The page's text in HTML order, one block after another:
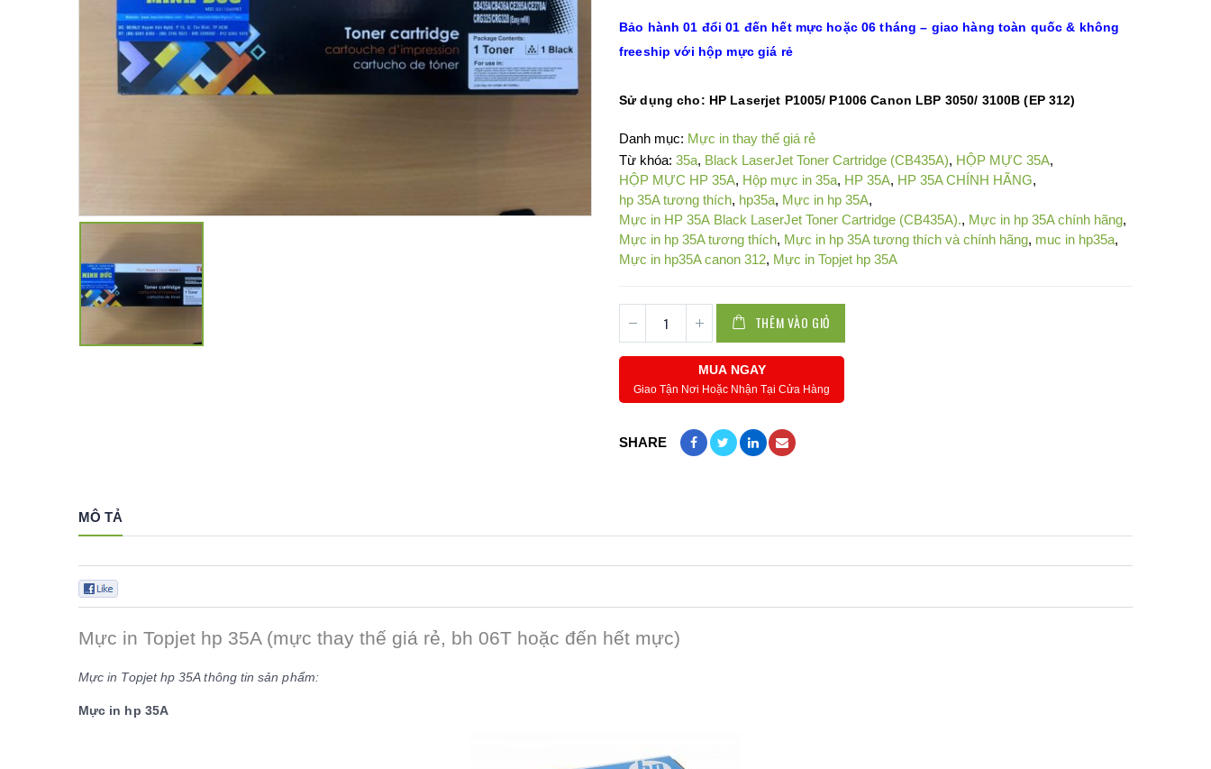
Bảo hành 01 đổi 01 đến hết mực hoặc 06 tháng – giao hàng toàn quốc & không
freeship với hộp mực giá rẻ
Sử dụng cho: HP Laserjet P1005/ P1006 Canon LBP 3050/ 3100B (EP 312)
Danh mục: Mực in thay thế giá rẻ
Từ khóa: 35a, Black LaserJet Toner Cartridge (CB435A), HỘP MỰC 35A,
HỘP MỰC HP 35A, Hộp mực in 35a, HP 35A, HP 35A CHÍNH HÃNG,
hp 35A tương thích, hp35a, Mực in hp 35A,
Mực in HP 35A Black LaserJet Toner Cartridge (CB435A)., Mực in hp 35A chính hãng,
Mực in hp 35A tương thích, Mực in hp 35A tương thích và chính hãng, muc in hp35a,
Mực in hp35A canon 312, Mực in Topjet hp 35A
THÊM VÀO GIỎ
MUA NGAY
Giao Tận Nơi Hoặc Nhận Tại Cửa Hàng
SHARE
MÔ TẢ
Mực in Topjet hp 35A (mực thay thế giá rẻ, bh 06T hoặc đến hết mực)
Mực in Topjet hp 35A thông tin sản phẩm:
Mực in hp 35A